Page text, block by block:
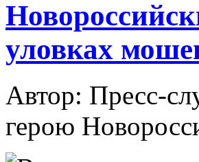
уловках
Автор: Пресс-
герою